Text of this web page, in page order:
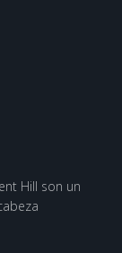
Hill son un